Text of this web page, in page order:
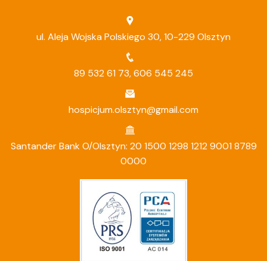
ul. Aleja Wojska Polskiego 30, 10-229 Olsztyn
89 532 61 73,606 545 245
hospicjum.olsztyn@gmail.com
Santander Bank O/Olsztyn: 20 1500 1298 1212 9001 8789
0000